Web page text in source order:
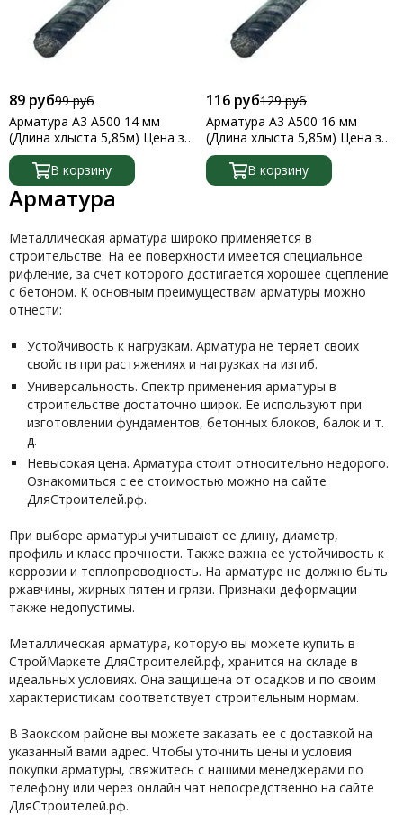
89 руб99 руб
Арматура А3 А500 14 мм
(Длина хлыста 5,85м) Цена за
1 метр
В корзину
116 руб129 руб
Арматура А3 А500 16 мм
(Длина хлыста 5,85м) Цена за
1 метр
В корзину
Арматура
Металлическая арматура широко применяется в
строительстве. На ее поверхности имеется специальное
рифление, за счет которого достигается хорошее сцепление
с бетоном. К основным преимуществам арматуры можно
отнести:
Устойчивость к нагрузкам. Арматура не теряет своих
свойств при растяжениях и нагрузках на изгиб.
Универсальность. Спектр применения арматуры в
строительстве достаточно широк. Ее используют при
изготовлении фундаментов, бетонных блоков, балок и т.
д.
Невысокая цена. Арматура стоит относительно недорого.
Ознакомиться с ее стоимостью можно на сайте
ДляСтроителей.рф.
При выборе арматуры учитывают ее длину, диаметр,
профиль и класс прочности. Также важна ее устойчивость к
коррозии и теплопроводность. На арматуре не должно быть
ржавчины, жирных пятен и грязи. Признаки деформации
также недопустимы.
Металлическая арматура, которую вы можете купить в
СтройМаркете ДляСтроителей.рф, хранится на складе в
идеальных условиях. Она защищена от осадков и по своим
характеристикам соответствует строительным нормам.
В Заокском районе вы можете заказать ее с доставкой на
указанный вами адрес. Чтобы уточнить цены и условия
покупки арматуры, свяжитесь с нашими менеджерами по
телефону или через онлайн чат непосредственно на сайте
ДляСтроителей.рф.